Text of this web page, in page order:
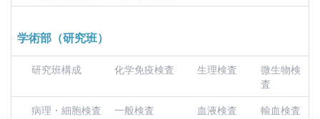
学術部（研究班）
研究班構成 化学免疫検査 生理検査
微生物検
査
病理・細胞検査
一般検査 血液検査
輸血検査